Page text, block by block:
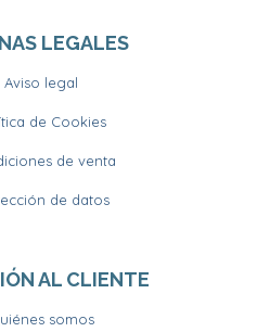
LEGALES
Aviso legal
de Cookies
de venta
de datos
AL CLIENTE
somos